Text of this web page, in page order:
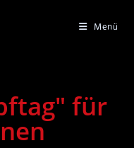
Menü
für